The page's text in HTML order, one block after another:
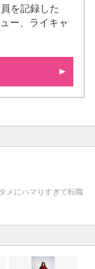
を記録した
ー、ライキャ
メにハマりすぎて転職